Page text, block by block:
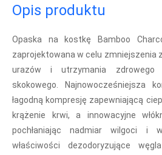
Opis produktu
Opaska na kostkę Bamboo
zaprojektowana w celu zmniejszenia
urazów i utrzymania zdrowego
skokowego. Najnowocześniejsza
łagodną kompresję zapewniającą
krążenie krwi, a innowacyjne
pochłaniając nadmiar wilgoci i
właściwości dezodoryzujące